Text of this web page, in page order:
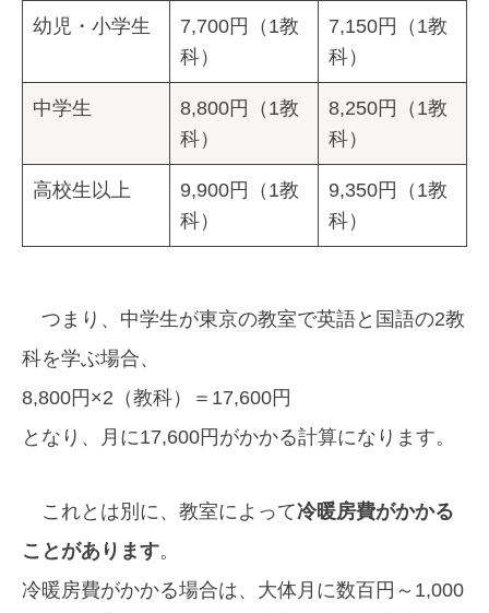
幼児・小学生
7,700円（1教
科）
7,150円（1教
科）
中学生
8,800円（1教
科）
8,250円（1教
科）
高校生以上
9,900円（1教
科）
9,350円（1教
科）
つまり、中学生が東京の教室で英語と国語の2教
科を学ぶ場合、
8,800円×2（教科）＝17,600円
となり、月に17,600円がかかる計算になります。
これとは別に、教室によって冷暖房費がかかる
ことがあります。
冷暖房費がかかる場合は、大体月に数百円～1,000